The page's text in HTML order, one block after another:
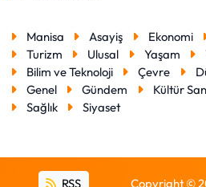
Manisa Asayiş Ekonomi
Turizm
Ulusal Yaşam
Bilim ve Teknoloji
Çevre
Genel
Gündem Kültür
Sağlık
Siyaset
RSS Copyright ©